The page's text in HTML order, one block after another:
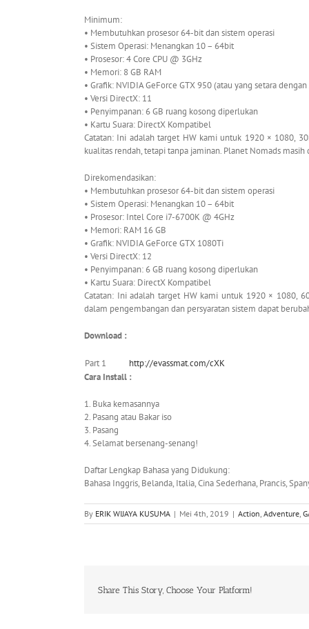
Minimum:
• Membutuhkan prosesor 64-bit dan sistem operasi
• Sistem Operasi: Menangkan 10 – 64bit
• Prosesor: 4 Core CPU @ 3GHz
• Memori: 8 GB RAM
• Grafik: NVIDIA GeForce GTX 950 (atau yang setara
• Versi DirectX: 11
• Penyimpanan: 6 GB ruang kosong diperlukan
• Kartu Suara: DirectX Kompatibel
Catatan: Ini adalah target HW kami untuk 1920 × 1080,
kualitas rendah, tetapi tanpa jaminan. Planet Nomads
Direkomendasikan:
• Membutuhkan prosesor 64-bit dan sistem operasi
• Sistem Operasi: Menangkan 10 – 64bit
• Prosesor: Intel Core i7-6700K @ 4GHz
• Memori: RAM 16 GB
• Grafik: NVIDIA GeForce GTX 1080Ti
• Versi DirectX: 12
• Penyimpanan: 6 GB ruang kosong diperlukan
• Kartu Suara: DirectX Kompatibel
Catatan: Ini adalah target HW kami untuk 1920 × 1080,
dalam pengembangan dan persyaratan sistem dapat
Download :
Part 1
http://evassmat.com/cXK
Cara Install :
1. Buka kemasannya
2. Pasang atau Bakar iso
3. Pasang
4. Selamat bersenang-senang!
Daftar Lengkap Bahasa yang Didukung:
Bahasa Inggris, Belanda, Italia, Cina Sederhana, Prancis,
By ERIK WIJAYA KUSUMA | Mei 4th, 2019 | Action, Adventure,
Share This Story, Choose Your Platform!